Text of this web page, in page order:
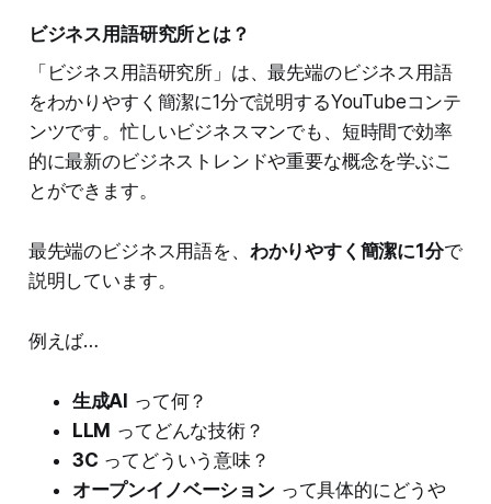
ビジネス用語研究所とは？
「ビジネス用語研究所」は、最先端のビジネス用語
をわかりやすく簡潔に1分で説明するYouTubeコンテ
ンツです。忙しいビジネスマンでも、短時間で効率
的に最新のビジネストレンドや重要な概念を学ぶこ
とができます。
最先端のビジネス用語を、 わかりやすく簡潔に1分で
説明しています。
例えば…
生成AI って何？
LLM ってどんな技術？
3C ってどういう意味？
オープンイノベーションって具体的にどうや